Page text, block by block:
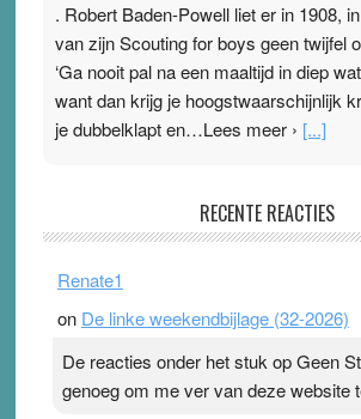
. Robert Baden-Powell liet er in 1908,
van zijn Scouting for boys geen twijfel
‘Ga nooit pal na een maaltijd in diep
want dan krijg je hoogstwaarschijnlijk
je dubbelklapt en…Lees meer › [...]
Ward van Beek
topsporters. Ze hopen ermee hun
terwijl ze meer zuurstof opnemen.
ademen’ kan goud waard zijn.
Pleisterplakkers in de topspsort ›[...]
RECENTE REACTIES
Renate1
on De linke weekendbijlage (32-2026)
De reacties onder het stuk op Geen
genoeg om me ver van deze website